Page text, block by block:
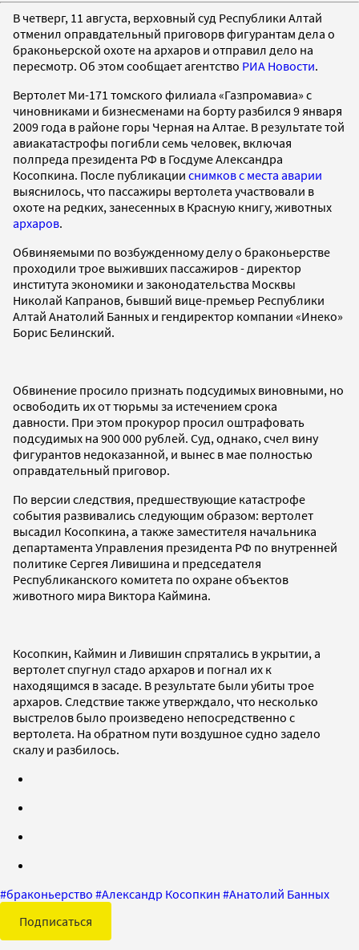
В четверг, 11 августа, верховный суд Республики Алтай
отменил оправдательный приговорв фигурантам дела о
браконьерской охоте на архаров и отправил дело на
пересмотр. Об этом сообщает агентство РИА Новости.
Вертолет Ми-171 томского филиала «Газпромавиа» с
чиновниками и бизнесменами на борту разбился 9 января
2009 года в районе горы Черная на Алтае. В результате той
авиакатастрофы погибли семь человек, включая
полпреда президента РФ в Госдуме Александра
Косопкина. После публикации снимков с места аварии
выяснилось, что пассажиры вертолета участвовали в
охоте на редких, занесенных в Красную книгу, животных
архаров.
Обвиняемыми по возбужденному делу о браконьерстве
проходили трое выживших пассажиров - директор
института экономики и законодательства Москвы
Николай Капранов, бывший вице-премьер Республики
Алтай Анатолий Банных и гендиректор компании «Инеко»
Борис Белинский.
Обвинение просило признать подсудимых виновными, но
освободить их от тюрьмы за истечением срока
давности. При этом прокурор просил оштрафовать
подсудимых на 900 000 рублей. Суд, однако, счел вину
фигурантов недоказанной, и вынес в мае полностью
оправдательный приговор.
По версии следствия, предшествующие катастрофе
события развивались следующим образом: вертолет
высадил Косопкина, а также заместителя начальника
департамента Управления президента РФ по внутренней
политике Сергея Ливишина и председателя
Республиканского комитета по охране объектов
животного мира Виктора Каймина.
Косопкин, Каймин и Ливишин спрятались в укрытии, а
вертолет спугнул стадо архаров и погнал их к
находящимся в засаде. В результате были убиты трое
архаров. Следствие также утверждало, что несколько
выстрелов было произведено непосредственно с
вертолета. На обратном пути воздушное судно задело
скалу и разбилось.
#браконьерство #Александр Косопкин #Анатолий Банных
Подписаться